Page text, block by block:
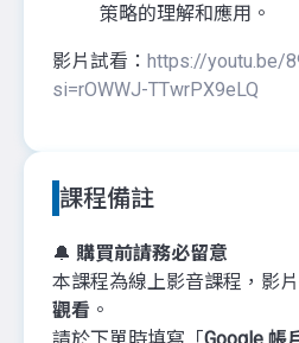
策略的理解和應用。
影片試看： https://youtu.be/
si=rOWWJ-TTwrPX9eLQ
課程備註
🔔 購買前請務必留意
本課程為線上影音課程，影
觀看 。